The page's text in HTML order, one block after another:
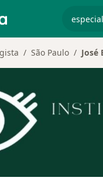
São Paulo José